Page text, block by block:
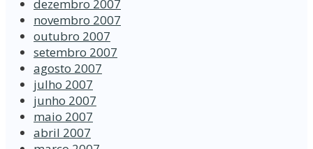
dezembro 2007
novembro 2007
outubro 2007
setembro 2007
agosto 2007
julho 2007
junho 2007
maio 2007
abril 2007